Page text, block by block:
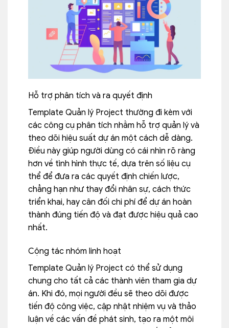
Hỗ trợ phân tích và ra quyết định
Template Quản lý Project thường đi kèm với
các công cụ phân tích nhằm hỗ trợ quản lý và
theo dõi hiệu suất dự án một cách dễ dàng.
Điều này giúp người dùng có cái nhìn rõ ràng
hơn về tình hình thực tế, dựa trên số liệu cụ
thể để đưa ra các quyết định chiến lược,
chẳng hạn như thay đổi nhân sự, cách thức
triển khai, hay cân đối chi phí để dự án hoàn
thành đúng tiến độ và đạt được hiệu quả cao
nhất.
Cộng tác nhóm linh hoạt
Template Quản lý Project có thể sử dụng
chung cho tất cả các thành viên tham gia dự
án. Khi đó, mọi người đều sẽ theo dõi được
tiến độ công việc, cập nhật nhiệm vụ và thảo
luận về các vấn đề phát sinh, tạo ra một môi